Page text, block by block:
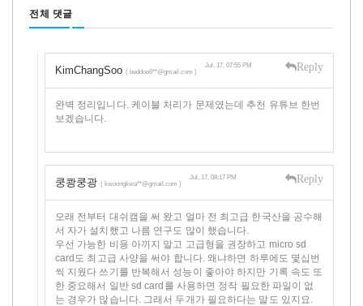
전체 댓글
KimChangSoo ( beddoe6**@gmail.com )
Jul, 17, 07:55 PM Reply
완벽 정리입니다. 케이블 처리가 문제였는데 추천 유튜브 한번
보겠습니다.
쿵쾅쿵광 ( kwoongkwa**@gmail.com )
Jul, 17, 08:17 PM Reply
오래 전부터 대쉬캠을 써 왔고 얼마 전 최고급 한국산을 공수해
서 자가 설치했고 나름 연구도 많이 했습니다.
우선 가능한 비용 아끼지 말고 고급형을 권장하고 micro sd
card도 최고급 사양을 써야 합니다. 왜냐하면 하루에도 몇십번
씩 지웠다 쓰기를 반복해서 성능이 좋아야 하지만 기록 속도 또
한 중요해서 일반 sd card를 사용하면 정작 필요한 파일이 없
는 경우가 많습니다. 그래서 두개가 필요하다는 말도 있지요.